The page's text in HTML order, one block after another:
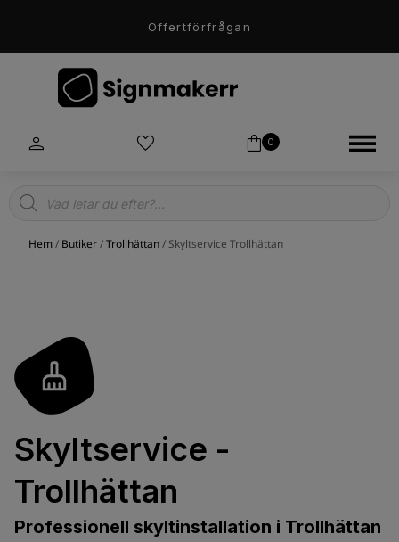
Offertförfrågan
0
Products
search
Hem/ Butiker/Trollhättan/ Skyltservice Trollhättan
Skyltservice -
Trollhättan
Professionell skyltinstallation i Trollhättan